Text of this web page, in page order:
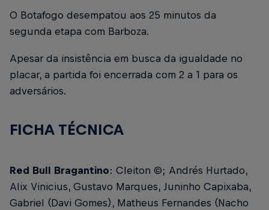
O Botafogo desempatou aos 25 minutos da
segunda etapa com Barboza.
Apesar da insistência em busca da igualdade no
placar, a partida foi encerrada com 2 a 1 para os
adversários.
FICHA TÉCNICA
Red Bull Bragantino: Cleiton ©; Andrés Hurtado,
Alix Vinicius, Gustavo Marques, Juninho Capixaba,
Gabriel (Davi Gomes), Matheus Fernandes (Nacho